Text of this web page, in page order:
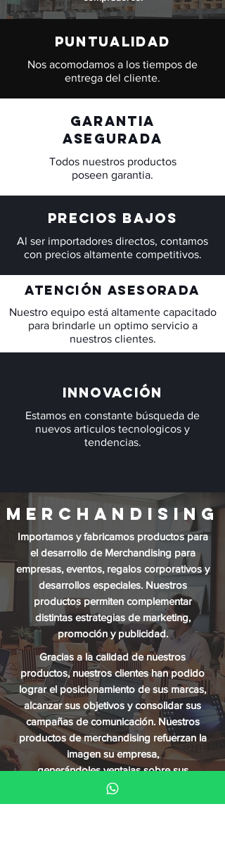
PUNTUALIDAD
Nos acomodamos a los tiempos de
entrega del cliente.
gARANTIA
ASEGURADA
Todos nuestros productos
poseen garantia.
Precios bajos
Al ser importadores directos, contamos
con precios altamente competitivos.
ATENCIÓN asesorada
Nuestro equipo está altamente capacitado
para brindarle un optimo servicio a
nuestros clientes.
Innovación
Estamos en constante búsqueda de
nuevos articulos tecnologicos y
tendencias.
merchaNdising
Importamos y fabricamos productos para
el desarrollo de Merchandising para
empresas, eventos, regalos corporativos y
desarrollos especiales. Nuestros
productos permiten complementar
distintas estrategias de marketing,
promocióny publicidad.
Gracias a la calidad de nuestros
productos, nuestros clientes han podido
lograr el posicionamiento de sus marcas,
alcanzar sus objetivos y consolidar sus
campañas de comunicación. Nuestros
productos de merchandising refuerzan la
imagen su empresa,
generándolesventajas sobre sus
competidores.